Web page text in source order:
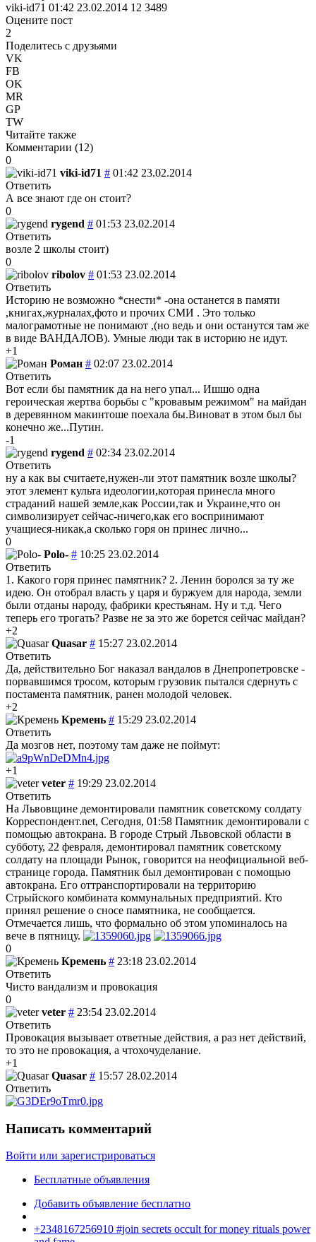
viki-id71 01:42 23.02.2014 12 3489
Оцените пост
2
Поделитесь с друзьями
VK
FB
OK
MR
GP
TW
Читайте также
Комментарии (12)
0
viki-id71 # 01:42 23.02.2014
Ответить
А все знают где он стоит?
0
rygend # 01:53 23.02.2014
Ответить
возле 2 школы стоит)
0
ribolov # 01:53 23.02.2014
Ответить
Историю не возможно *снести* -она останется в памяти
,книгах,журналах,фото и прочих СМИ . Это только
малограмотные не понимают ,(но ведь и они останутся там же
в виде ВАНДАЛОВ). Умные люди так в историю не идут.
+1
Роман # 02:07 23.02.2014
Ответить
Вот если бы памятник да на него упал... Ишшо одна
героическая жертва борьбы с "кровавым режимом" на майдан
в деревянном макинтоше поехала бы.Виноват в этом был бы
конечно же...Путин.
-1
rygend # 02:34 23.02.2014
Ответить
ну а как вы считаете,нужен-ли этот памятник возле школы?
этот элемент культа идеологии,которая принесла много
страданий нашей земле,как России,так и Украине,что он
символизирует сейчас-ничего,как его воспринимают
учащиеся-никак,а сколько горя он принес лично...
0
Polo- # 10:25 23.02.2014
Ответить
1. Какого горя принес памятник? 2. Ленин боролся за ту же
идею. Он отобрал власть у царя и буржуем для народа, земли
были отданы народу, фабрики крестьянам. Ну и т.д. Чего
теперь его трогать? Разве не за это же борется сейчас майдан?
+2
Quasar # 15:27 23.02.2014
Ответить
Да, действительно Бог наказал вандалов в Днепропетровске -
порвавшимся тросом, которым грузовик пытался сдернуть с
постамента памятник, ранен молодой человек.
+2
Кремень # 15:29 23.02.2014
Ответить
Да мозгов нет, поэтому там даже не поймут:
+1
veter # 19:29 23.02.2014
Ответить
На Львовщине демонтировали памятник советскому солдату
Корреспондент.net, Сегодня, 01:58 Памятник демонтировали с
помощью автокрана. В городе Cтрый Львовской области в
субботу, 22 февраля, демонтировал памятник советскому
солдату на площади Рынок, говорится на неофициальной веб-
странице города. Памятник был демонтирован с помощью
автокрана. Его оттранспортировали на территорию
Стрыйского комбината коммунальных предприятий. Кто
принял решение о сносе памятника, не сообщается.
Отмечается лишь, что формально об этом упоминалось на
вече в пятницу.
0
Кремень # 23:18 23.02.2014
Ответить
Чисто вандализм и провокация
0
veter # 23:54 23.02.2014
Ответить
Провокация вызывает ответные действия, а раз нет действий,
то это не провокация, а чтохочуделание.
+1
Quasar # 15:57 28.02.2014
Ответить
Написать комментарий
Войти или зарегистрироваться
Бесплатные объявления
Добавить объявление бесплатно
+2348167256910 #join secrets occult for money rituals power